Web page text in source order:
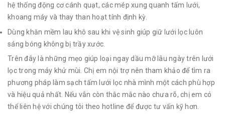
hệ thống động cơ cánh quạt, các mép xung quanh tấm lưới,
khoang máy và thay than hoạt tính định kỳ.
Dùng khăn mềm lau khô sau khi vệ sinh giúp giữ lưới lọc luôn
sáng bóng không bị trầy xước.
Trên đây là những mẹo giúp loại ngay dầu mỡ lâu ngày trên lưới
lọc trong máy khử mùi. Chị em nội trợ nên tham khảo để tìm ra
phương pháp làm sạch tấm lưới lọc nhà mình một cách phù hợp
và hiệu quả nhất. Nếu vẫn còn thắc mắc nào chưa rõ, chị em có
thể liên hệ với chúng tôi theo hotline để được tư vấn kỹ hơn.